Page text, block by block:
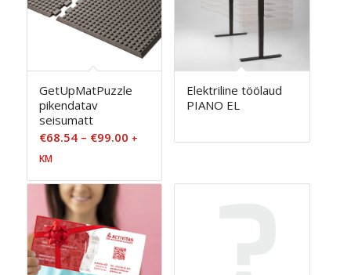
GetUpMatPuzzle
pikendatav
seisumatt
€68.54 – €99.00Hinnavahemik:
+
KM
Elektriline töölaud
PIANO EL